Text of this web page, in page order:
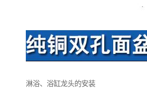
淋浴、浴缸龙头的安装